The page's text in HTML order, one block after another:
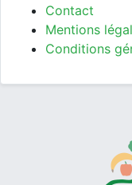
Contact
Mentions
Conditions